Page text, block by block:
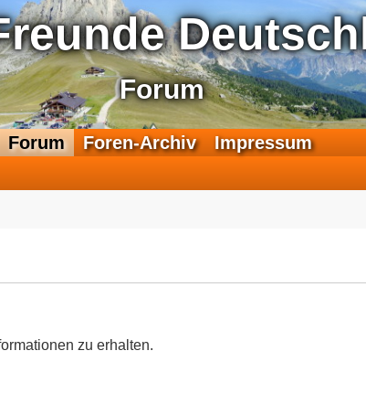
Forum
F
e
a
Forum Foren-Archiv Impressum
zu erhalten.